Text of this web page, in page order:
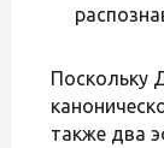
Поскольку
также два